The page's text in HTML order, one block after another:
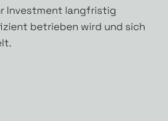
Investment langfristig
betrieben wird und sich